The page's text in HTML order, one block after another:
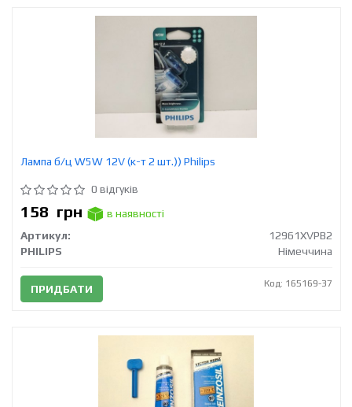
Лампа б/ц W5W 12V (к-т 2 шт.)) Philips
0 відгуків
158 грн
в наявності
Артикул:
12961XVPB2
PHILIPS
Німеччина
ПРИДБАТИ Код: 165169-37